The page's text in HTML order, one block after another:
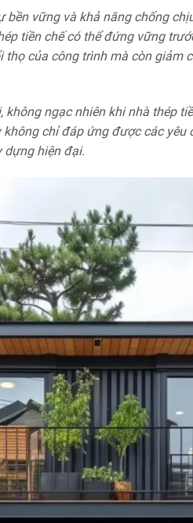
bền vững và khả năng chống
tiền chế có thể đứng vững
của công trình mà còn giảm
ngạc nhiên khi nhà thép
chỉ đáp ứng được các
dựng hiện đại.